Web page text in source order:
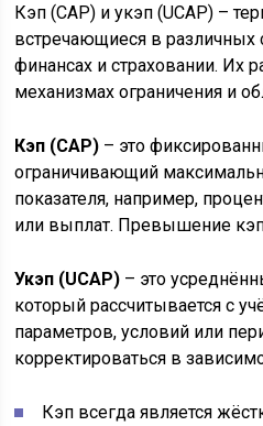
Кэп (CAP) и укэп (UCAP) –
встречающиеся в различных
финансах и страховании. Их
механизмах ограничения и
Кэп (CAP) – это
ограничивающий
показателя, например,
или выплат. Превышение
Укэп (UCAP) – это
который рассчитывается с
параметров, условий или
корректироваться в
Кэп всегда является